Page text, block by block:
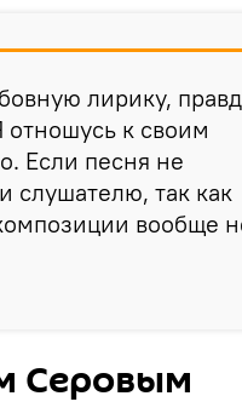
лирику,
отношусь к своим
Если песня не
слушателю, так как
вообще
Серовым